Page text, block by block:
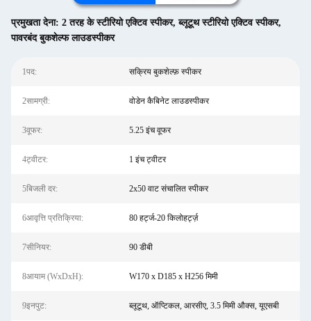
प्रमुखता देना: 2 तरह के स्टीरियो एक्टिव स्पीकर,ब्लूटूथ स्टीरियो एक्टिव स्पीकर,
पावरबंद बुकशेल्फ लाउडस्पीकर
1पद: सक्रिय बुकशेल्फ़ स्पीकर
2सामग्री: वोडेन कैबिनेट लाउडस्पीकर
3वूफर: 5.25 इंच वूफर
4ट्वीटर: 1 इंच ट्वीटर
5बिजली दर: 2x50 वाट संचालित स्पीकर
6आवृत्ति प्रतिक्रिया: 80 हर्ट्ज-20 किलोहर्ट्ज़
7सीनियर: 90 डीबी
8आयाम (WxDxH): W170 x D185 x H256 मिमी
9इनपुट: ब्लूटूथ, ऑप्टिकल, आरसीए, 3.5 मिमी औक्स, यूएसबी